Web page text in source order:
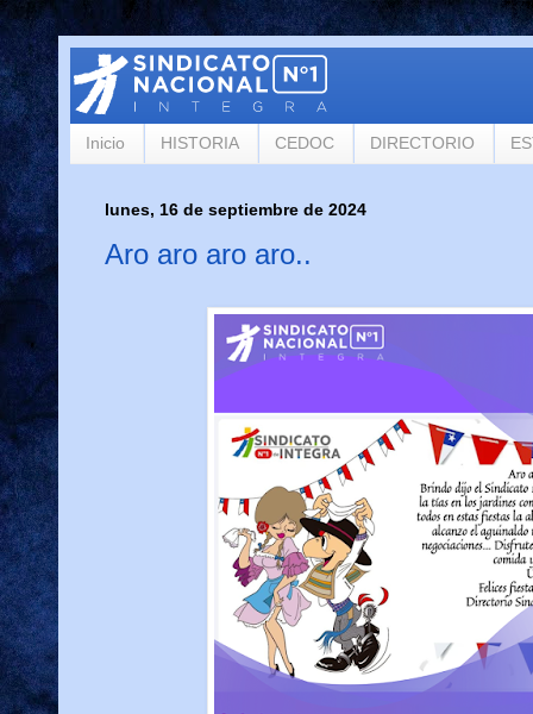
Inicio HISTORIA CEDOC DIRECTORIO
lunes, 16 de septiembre de 2024
Aro aro aro aro..